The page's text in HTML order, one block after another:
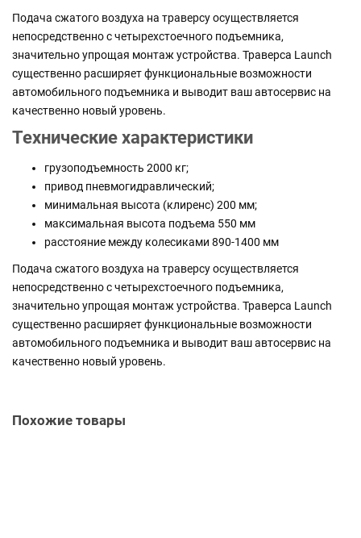
Подача сжатого воздуха на траверсу осуществляется
непосредственно с четырехстоечного подъемника,
значительно упрощая монтаж устройства. Траверса Launch
существенно расширяет функциональные возможности
автомобильного подъемника и выводит ваш автосервис на
качественно новый уровень.
Технические характеристики
грузоподъемность 2000 кг;
привод пневмогидравлический;
минимальная высота (клиренс) 200 мм;
максимальная высота подъема 550 мм
расстояние между колесиками 890-1400 мм
Подача сжатого воздуха на траверсу осуществляется
непосредственно с четырехстоечного подъемника,
значительно упрощая монтаж устройства. Траверса Launch
существенно расширяет функциональные возможности
автомобильного подъемника и выводит ваш автосервис на
качественно новый уровень.
Похожие товары